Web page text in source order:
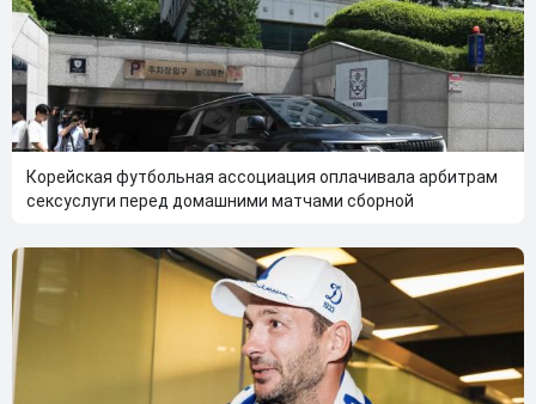
Корейская футбольная ассоциация оплачивала арбитрам
сексуслуги перед домашними матчами сборной